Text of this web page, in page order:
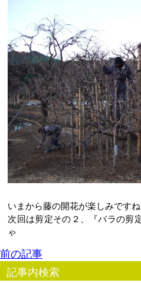
いまから藤の開花が楽しみです
次回は剪定その２、『バラの剪
ゃ
前の記事
記事内検索